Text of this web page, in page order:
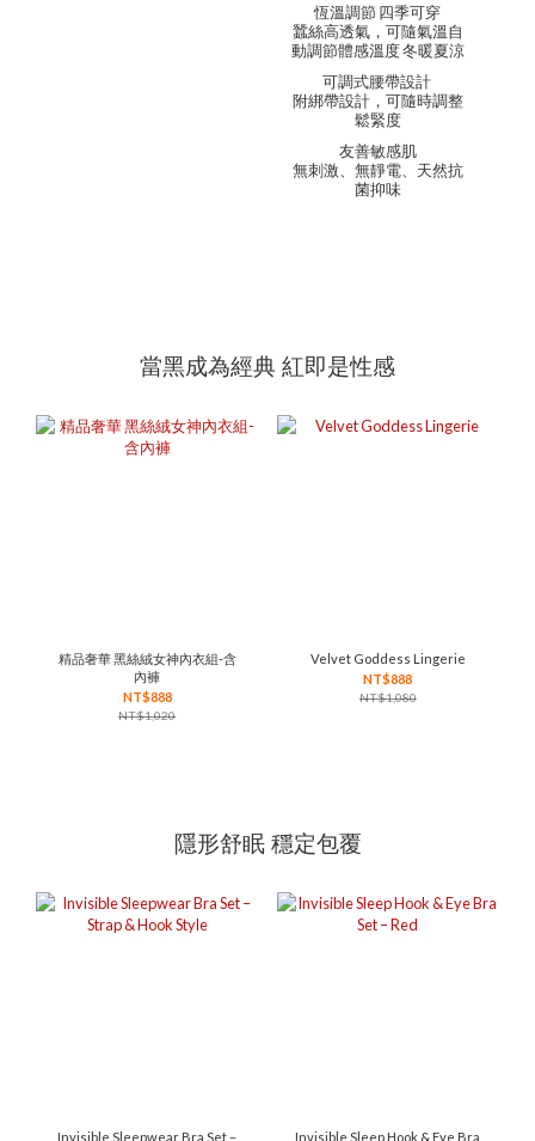
恆溫調節 四季可穿
蠶絲高透氣，可隨氣溫自
動調節體感溫度 冬暖夏涼
可調式腰帶設計
附綁帶設計，可隨時調整
鬆緊度
友善敏感肌
無刺激、無靜電、天然抗
菌抑味
當黑成為經典 紅即是性感
精品奢華 黑絲絨女神內衣組-含
內褲
NT$888
NT$1,020
Velvet Goddess Lingerie
NT$888
NT$1,080
隱形舒眠 穩定包覆
Invisible Sleepwear Bra Set –
Invisible Sleep Hook & Eye Bra